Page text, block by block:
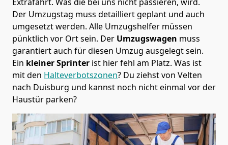
Der Umzugstag muss detailliert geplant und auch
umgesetzt werden. Alle Umzugshelfer müssen
pünktlich vor Ort sein. Der Umzugswagen muss
garantiert auch für diesen Umzug ausgelegt sein.
Ein kleiner Sprinter ist hier fehl am Platz. Was ist
mit den Halteverbotszonen? Du ziehst von Velten
nach Duisburg und kannst noch nicht einmal vor der
Haustür parken?